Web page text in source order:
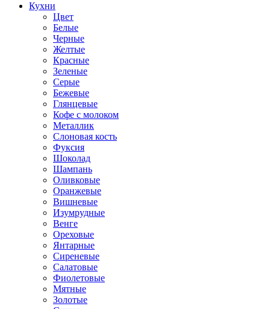
Кухни
Цвет
Белые
Черные
Желтые
Красные
Зеленые
Серые
Бежевые
Глянцевые
Кофе с молоком
Металлик
Слоновая кость
Фуксия
Шоколад
Шампань
Оливковые
Оранжевые
Вишневые
Изумрудные
Венге
Ореховые
Янтарные
Сиреневые
Салатовые
Фиолетовые
Мятные
Золотые